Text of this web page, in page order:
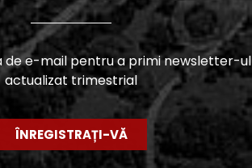
de e-mail pentru a primi newsletter-ul
actualizat trimestrial
ÎNREGISTRAȚI-VĂ